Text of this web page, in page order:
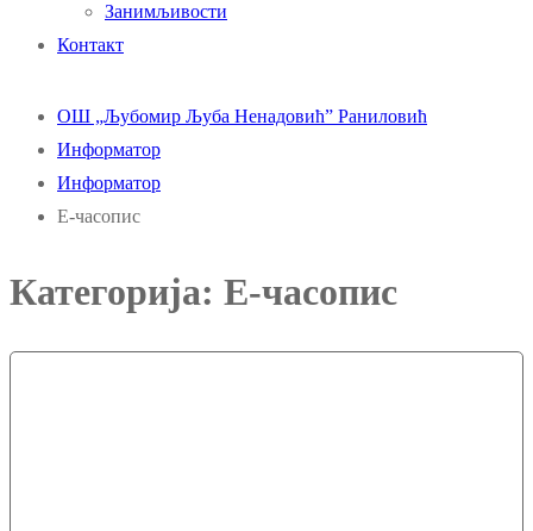
Занимљивости
Контакт
ОШ „Љубомир Љуба Ненадовић” Раниловић
Информатор
Информатор
Е-часопис
Категорија: Е-часопис